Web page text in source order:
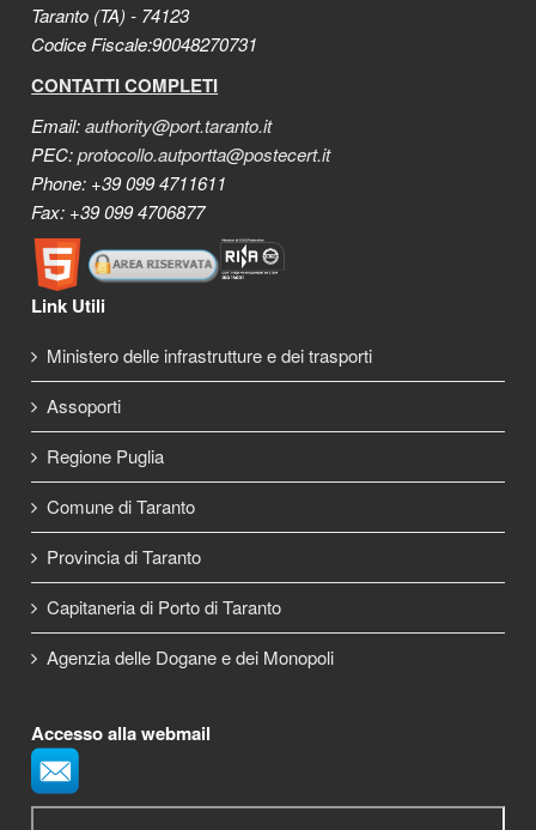
Taranto (TA) - 74123
Codice Fiscale:90048270731
CONTATTI COMPLETI
Email:authority@port.taranto.it
PEC:protocollo.autportta@postecert.it
Phone: +39 099 4711611
Fax: +39 099 4706877
Link Utili
Ministero delle infrastrutture e dei trasporti
Assoporti
Regione Puglia
Comune di Taranto
Provincia di Taranto
Capitaneria di Porto di Taranto
Agenzia delle Dogane e dei Monopoli
Accesso alla webmail